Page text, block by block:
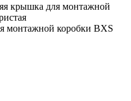
крышка для монтажной
монтажной коробки BXS